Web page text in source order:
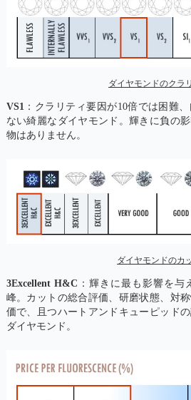
ダイヤモンドのクラ
VS1：クラリティ要因が10倍では困難
ない綺麗なダイヤモンド。輝きに負の
物はありません。
ダイヤモンドのカ
3Excellent H&C ：輝きに最も影響を
峰。カットの総合評価、研磨状態、対
価で、且つハートアンドキューピッド
ダイヤモンド。